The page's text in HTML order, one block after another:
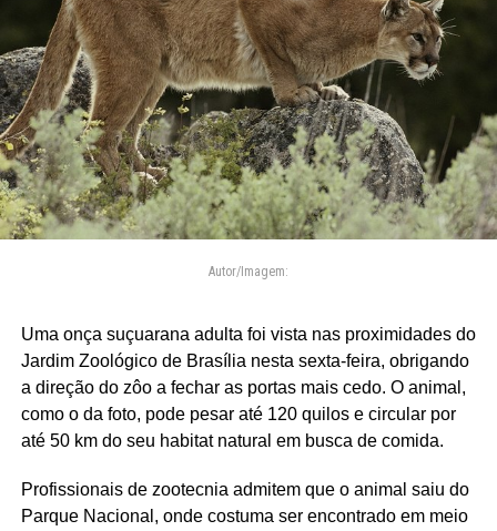
Autor/Imagem:
Uma onça suçuarana adulta foi vista nas proximidades do
Jardim Zoológico de Brasília nesta sexta-feira, obrigando
a direção do zôo a fechar as portas mais cedo. O animal,
como o da foto, pode pesar até 120 quilos e circular por
até 50 km do seu habitat natural em busca de comida.
Profissionais de zootecnia admitem que o animal saiu do
Parque Nacional, onde costuma ser encontrado em meio